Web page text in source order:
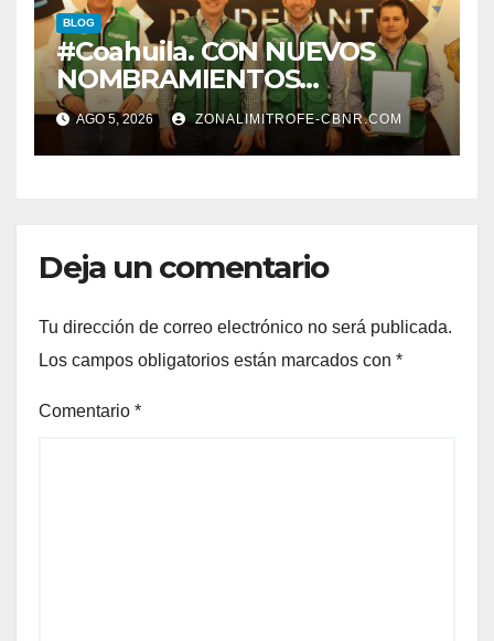
BLOG
#Coahuila. CON NUEVOS
NOMBRAMIENTOS
FORTALECE GOBERNADOR
GABINETE
AGO 5, 2026 ZONALIMITROFE-CBNR.COM
Deja un comentario
Tu dirección de correo electrónico no será publicada.
Los campos obligatorios están marcados con *
Comentario *